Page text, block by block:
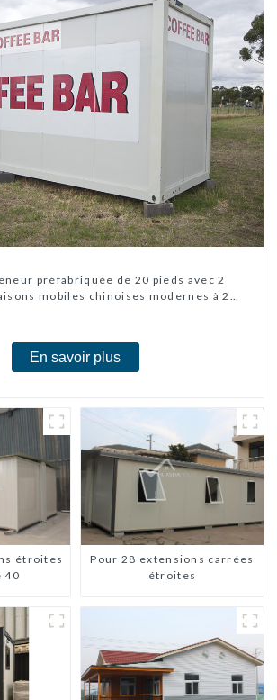
préfabriquée de 20 pieds avec 2
mobiles chinoises modernes à 2
En savoir plus
étroites
40
Pour 28 extensions carrées
étroites